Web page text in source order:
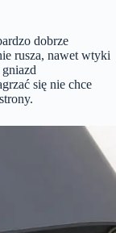
dobrze
rusza, nawet wtyki
się nie chce